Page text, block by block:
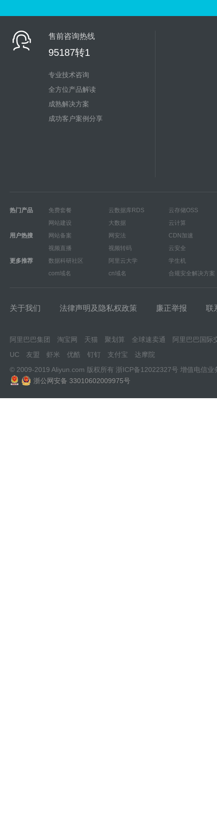
售前咨询热线
95187转1
专业技术咨询
全方位产品解读
成熟解决方案
成功客户案例分享
热门产品 免费套餐 云数据库RDS
云存储OSS
网站建设
大数据
云计算
用户热搜
网站备案 网安法
CDN加速
视频直播
视频转码
云安全
更多推荐
数据科研社区 阿里云大学
学生机
com域名
cn域名 合规安全解决方案
关于我们 法律声明及隐私权政策 廉正举报 联
阿里巴巴集团 淘宝网 天猫 聚划算 全球速卖通
阿里巴巴国际
UC
友盟 虾米 优酷 钉钉 支付宝
达摩院
© 2009-2019 Aliyun.com 版权所有 浙ICP备12022327号 增值电信业
浙公网安备 33010602009975号